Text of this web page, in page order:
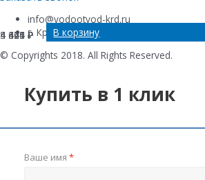
4 421 ₽ В корзину
5 364 ₽ В корзину
4 640 ₽ В корзину
4 475 ₽ В корзину
info@vodootvod-krd.ru
г. Краснодар, ул. Новороссийская , 220Е
© Copyrights 2018. All Rights Reserved.
Купить в 1 клик
Ваше имя *